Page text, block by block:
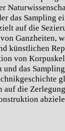
das Sampling
auf die
Ganzheiten,
künstlichen
von
das Sampling
auf die